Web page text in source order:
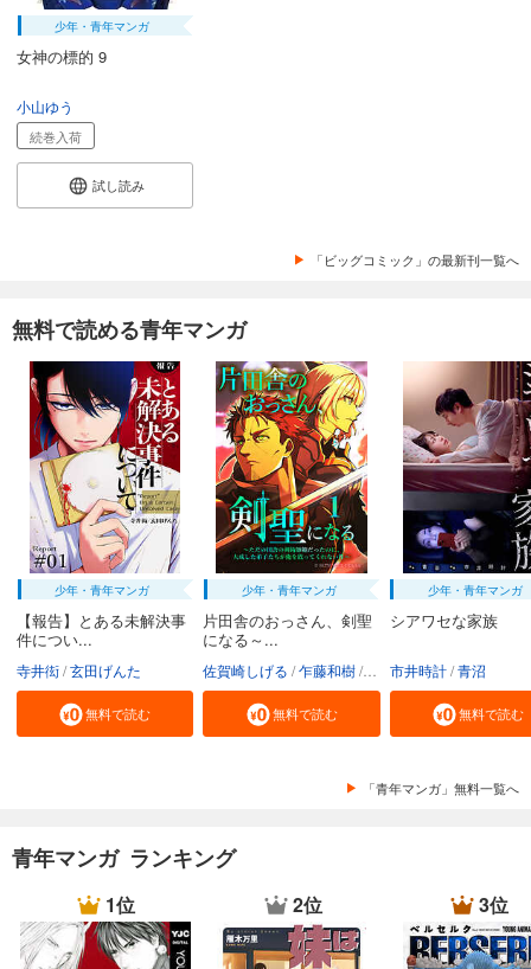
少年・青年マンガ
女神の標的 9
小山ゆう
続巻入荷
試し読み
「ビッグコミック」の最新刊一覧へ
無料で読める青年マンガ
少年・青年マンガ
【報告】とある未解決事
件につい...
寺井衒 玄田げんた
無料で読む
少年・青年マンガ
片田舎のおっさん、剣聖
になる～...
佐賀崎しげる 乍藤和樹 鍋島テツヒロ
無料で読む
少年・青年マンガ
シアワセな家族
市井時計 青沼
無料で読む
「青年マンガ」無料一覧へ
青年マンガ ランキング
1位 2位 3位